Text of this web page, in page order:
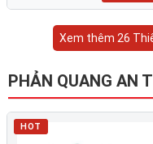
Xem thêm 26
PHẢN QUANG AN
HOT